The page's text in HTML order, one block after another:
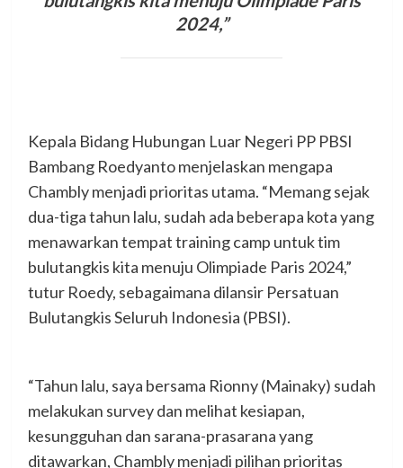
2024,”
Kepala Bidang Hubungan Luar Negeri PP PBSI
Bambang Roedyanto menjelaskan mengapa
Chambly menjadi prioritas utama. “Memang sejak
dua-tiga tahun lalu, sudah ada beberapa kota yang
menawarkan tempat training camp untuk tim
bulutangkis kita menuju Olimpiade Paris 2024,”
tutur Roedy, sebagaimana dilansir Persatuan
Bulutangkis Seluruh Indonesia (PBSI).
“Tahun lalu, saya bersama Rionny (Mainaky) sudah
melakukan survey dan melihat kesiapan,
kesungguhan dan sarana-prasarana yang
ditawarkan, Chambly menjadi pilihan prioritas